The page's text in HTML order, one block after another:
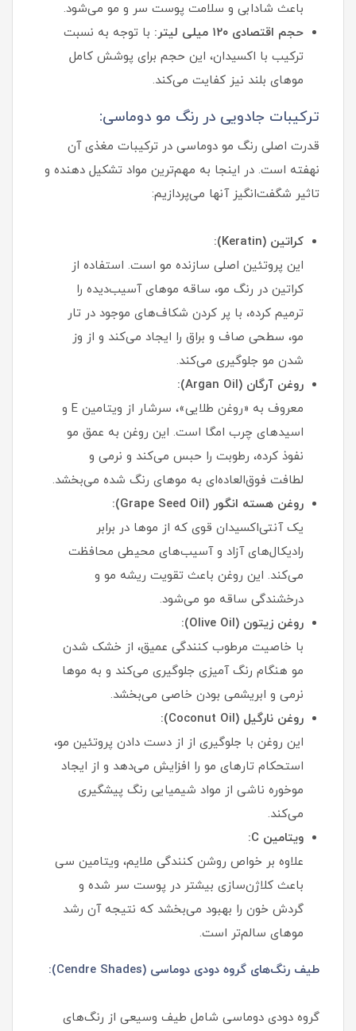
باعث شادابی و سلامت پوست سر و مو می‌شود.
حجم اقتصادی ۱۲۰ میلی لیتر:
با توجه به نسبت
ترکیب با اکسیدان، این حجم برای پوشش کامل
موهای بلند نیز کفایت می‌کند.
ترکیبات جادویی در رنگ مو دوماسی:
قدرت اصلی رنگ مو دوماسی در ترکیبات مغذی آن
نهفته است. در اینجا به مهم‌ترین مواد تشکیل دهنده و
تاثیر شگفت‌انگیز آنها می‌پردازیم:
کراتین (Keratin):
این پروتئین اصلی سازنده مو است. استفاده از
کراتین در رنگ مو، ساقه موهای آسیب‌دیده را
ترمیم کرده، با پر کردن شکاف‌های موجود در تار
مو، سطحی صاف و براق را ایجاد می‌کند و از وز
شدن مو جلوگیری می‌کند.
روغن آرگان (Argan Oil):
معروف به «روغن طلایی»، سرشار از ویتامین E و
اسیدهای چرب امگا است. این روغن به عمق مو
نفوذ کرده، رطوبت را حبس می‌کند و نرمی و
لطافت فوق‌العاده‌ای به موهای رنگ شده می‌بخشد.
روغن هسته انگور (Grape Seed Oil):
یک آنتی‌اکسیدان قوی که از موها در برابر
رادیکال‌های آزاد و آسیب‌های محیطی محافظت
می‌کند. این روغن باعث تقویت ریشه مو و
درخشندگی ساقه مو می‌شود.
روغن زیتون (Olive Oil):
با خاصیت مرطوب کنندگی عمیق، از خشک شدن
مو هنگام رنگ آمیزی جلوگیری می‌کند و به موها
نرمی و ابریشمی بودن خاصی می‌بخشد.
روغن نارگیل (Coconut Oil):
این روغن با جلوگیری از از دست دادن پروتئین مو،
استحکام تارهای مو را افزایش می‌دهد و از ایجاد
موخوره ناشی از مواد شیمیایی رنگ پیشگیری
می‌کند.
ویتامین C:
علاوه بر خواص روشن کنندگی ملایم، ویتامین سی
باعث کلاژن‌سازی بیشتر در پوست سر شده و
گردش خون را بهبود می‌بخشد که نتیجه آن رشد
موهای سالم‌تر است.
طیف رنگ‌های گروه دودی دوماسی (Cendre Shades):
گروه دودی دوماسی شامل طیف وسیعی از رنگ‌های